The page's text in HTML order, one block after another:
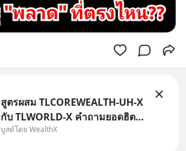
สูตรผสม TLCOREWEALTH-UH-X
กับ TLWORLD-X คำถามยอดฮิตที่
คนใช้ WealthX ถามเข้ามา
บูสต์โดย WealthX